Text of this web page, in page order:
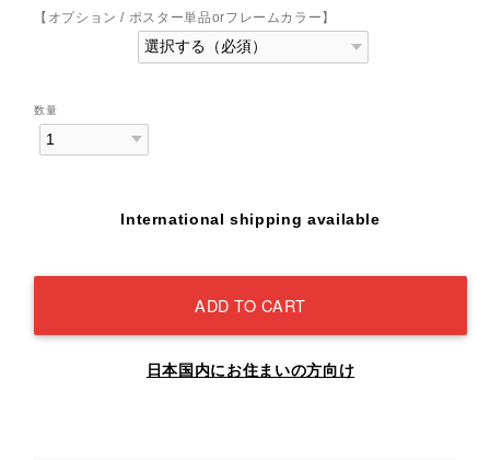
【オプション / ポスター単品orフレームカラー】
数量
International shipping available
ADD TO CART
日本国内にお住まいの方向け